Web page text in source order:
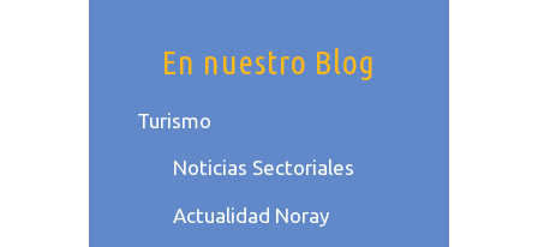
En nuestro Blog
Turismo
Noticias Sectoriales
Actualidad Noray